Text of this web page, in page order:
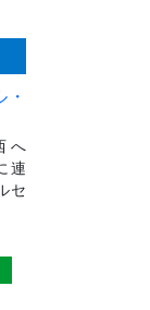
へ
連
セ